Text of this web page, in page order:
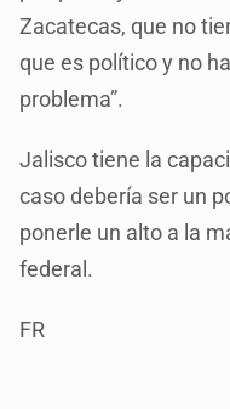
Zacatecas, que no
que es político y no
problema”.
Jalisco tiene la
caso debería ser un
ponerle un alto a la
federal.
FR